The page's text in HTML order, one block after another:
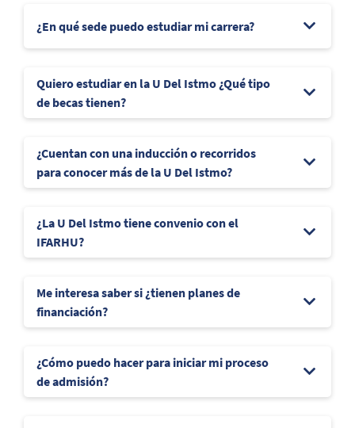
¿En qué sede puedo estudiar mi carrera?
Quiero estudiar en la U Del Istmo ¿Qué tipo
de becas tienen?
¿Cuentan con una inducción o recorridos
para conocer más de la U Del Istmo?
¿La U Del Istmo tiene convenio con el
IFARHU?
Me interesa saber si ¿tienen planes de
financiación?
¿Cómo puedo hacer para iniciar mi proceso
de admisión?